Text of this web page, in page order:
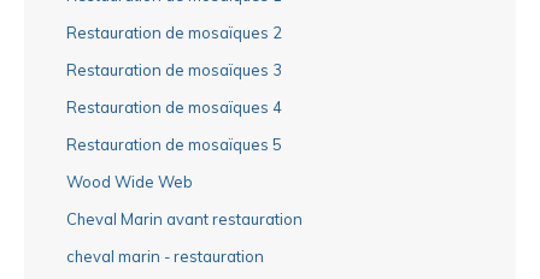
Restauration de mosaïques 2
Restauration de mosaïques 3
Restauration de mosaïques 4
Restauration de mosaïques 5
Wood Wide Web
Cheval Marin avant restauration
cheval marin - restauration